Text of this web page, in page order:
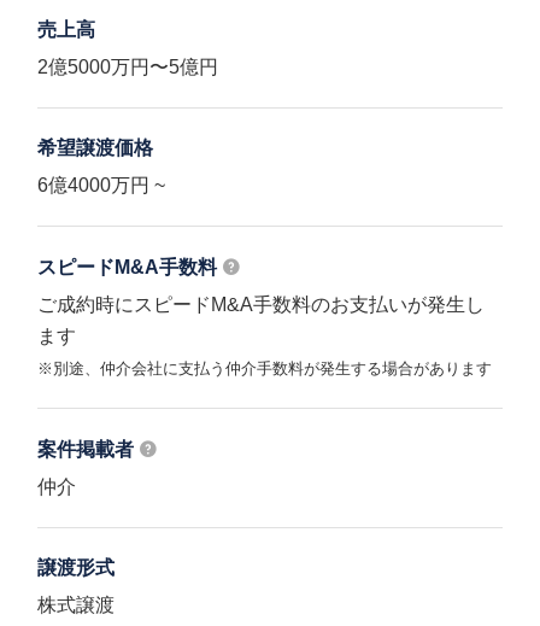
売上高
2億5000万円〜5億円
希望譲渡価格
6億4000万円 ~
スピードM&A手数料
ご成約時にスピードM&A手数料のお支払いが発生し
ます
※別途、仲介会社に支払う仲介手数料が発生する場合があります
案件掲載者
仲介
譲渡形式
株式譲渡